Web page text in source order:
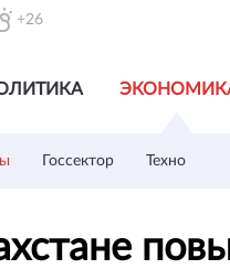
+26
Госсектор Техно